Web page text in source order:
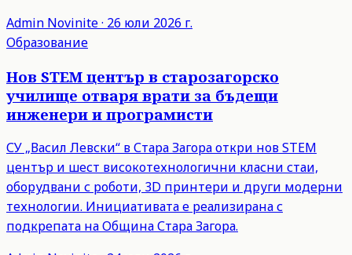
Admin Novinite· 26 юли 2026 г.
Образование
Нов STEM център в старозагорско
училище отваря врати за бъдещи
инженери и програмисти
СУ „Васил Левски“ в Стара Загора откри нов STEM
център и шест високотехнологични класни стаи,
оборудвани с роботи, 3D принтери и други модерни
технологии. Инициативата е реализирана с
подкрепата на Община Стара Загора.